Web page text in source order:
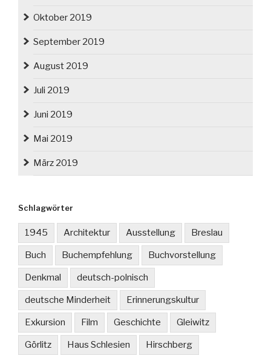
Oktober 2019
September 2019
August 2019
Juli 2019
Juni 2019
Mai 2019
März 2019
Schlagwörter
1945 Architektur Ausstellung Breslau
Buch Buchempfehlung Buchvorstellung
Denkmal deutsch-polnisch
deutsche Minderheit Erinnerungskultur
Exkursion Film Geschichte Gleiwitz
Görlitz Haus Schlesien Hirschberg